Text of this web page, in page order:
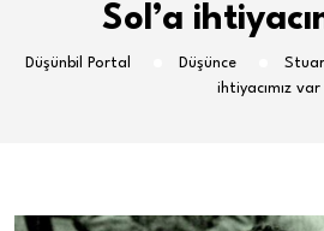
Sol’a
Düşünbil Portal Düşünce
ihtiyacımız var